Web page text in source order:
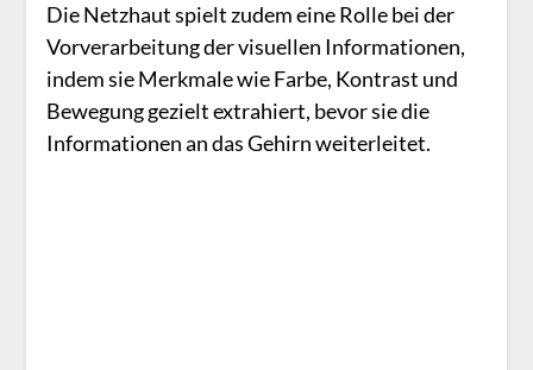
Die Netzhaut spielt zudem eine Rolle bei der
Vorverarbeitung der visuellen Informationen,
indem sie Merkmale wie Farbe, Kontrast und
Bewegung gezielt extrahiert, bevor sie die
Informationen an das Gehirn weiterleitet.